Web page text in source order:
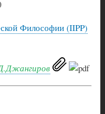
Философии (IIPP)